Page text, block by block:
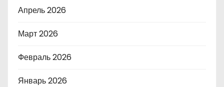
Апрель 2026
Март 2026
Февраль 2026
Январь 2026